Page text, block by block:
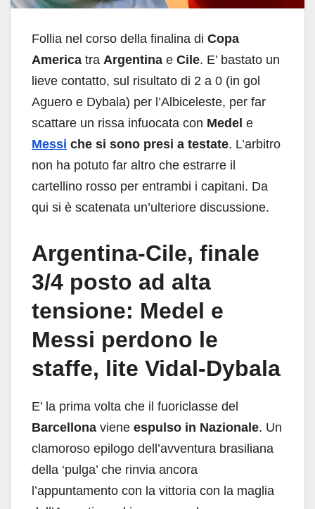
Follia nel corso della finalina di Copa
America tra Argentina e Cile. E’ bastato un
lieve contatto, sul risultato di 2 a 0 (in gol
Aguero e Dybala) per l’Albiceleste, per far
scattare un rissa infuocata con Medel e
Messi che si sono presi a testate. L’arbitro
non ha potuto far altro che estrarre il
cartellino rosso per entrambi i capitani. Da
qui si è scatenata un’ulteriore discussione.
Argentina-Cile, finale
3/4 posto ad alta
tensione: Medel e
Messi perdono le
staffe, lite Vidal-Dybala
E’ la prima volta che il fuoriclasse del
Barcellona viene espulso in Nazionale. Un
clamoroso epilogo dell’avventura brasiliana
della ‘pulga’ che rinvia ancora
l’appuntamento con la vittoria con la maglia